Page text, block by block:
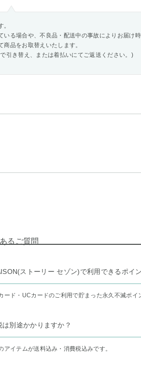
いる場合や、不良品・配送中の事故によりお届け
品をお取替えいたします。
引き替え、または着払いにてご返送ください。)
るご質問
ストーリー セゾン)で利用できるポイ
ード・UCカードのご利用で貯まった永久不滅ポイ
別途かかりますか？
アイテムが送料込み・消費税込みです。